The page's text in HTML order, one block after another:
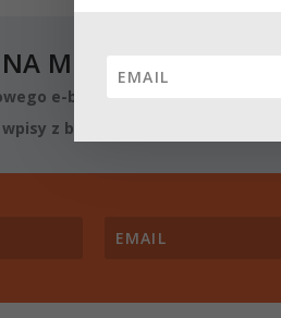
MÓJ NEWSLETTER
e-booka o podstawach
z blogu oraz materiały tu nie